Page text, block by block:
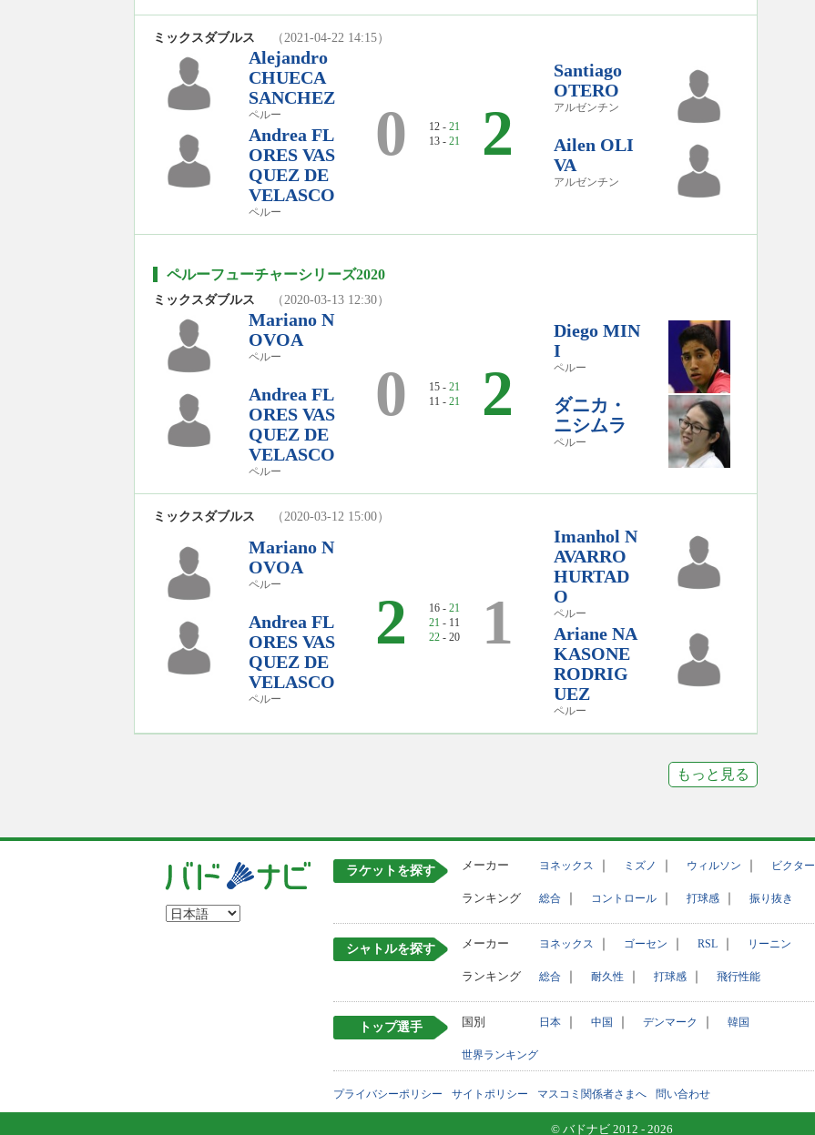
ミックスダブルス （2021-04-22 14:15）
Alejandro
CHUECA
SANCHEZ
ペルー
Andrea FL
ORES VAS
QUEZ DE
VELASCO
ペルー
0 12 - 21
13 - 21 2
Santiago
OTERO
アルゼンチン
Ailen OLI
VA
アルゼンチン
ペルーフューチャーシリーズ2020
ミックスダブルス （2020-03-13 12:30）
Mariano N
OVOA
ペルー
Andrea FL
ORES VAS
QUEZ DE
VELASCO
ペルー
0 15 - 21
11 - 21 2
Diego MIN
I
ペルー
ダニカ・
ニシムラ
ペルー
ミックスダブルス （2020-03-12 15:00）
Mariano N
OVOA
ペルー
Andrea FL
ORES VAS
QUEZ DE
VELASCO
ペルー
2 16 - 21
21 - 11
22 - 20 1
Imanhol N
AVARRO
HURTAD
O
ペルー
Ariane NA
KASONE
RODRIG
UEZ
ペルー
もっと見る
ラケットを探す メーカー ヨネックス ｜ ミズノ ｜ ウィルソン ｜ ビクター
ランキング 総合 ｜ コントロール ｜ 打球感 ｜ 振り抜き
シャトルを探す メーカー ヨネックス ｜ ゴーセン ｜ RSL ｜ リーニン
ランキング 総合 ｜ 耐久性 ｜ 打球感 ｜ 飛行性能
トップ選手 国別 日本 ｜ 中国 ｜ デンマーク ｜ 韓国
世界ランキング
プライバシーポリシー サイトポリシー マスコミ関係者さまへ 問い合わせ
© バドナビ 2012 - 2026